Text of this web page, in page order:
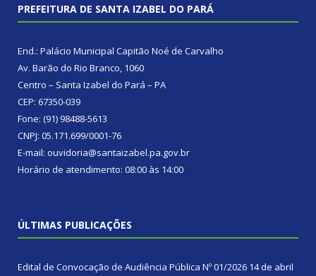
PREFEITURA DE SANTA IZABEL DO PARÁ
End.: Palácio Municipal Capitão Noé de Carvalho
Av. Barão do Rio Branco, 1060
Centro – Santa Izabel do Pará – PA
CEP: 67350-039
Fone: (91) 98488-5613
CNPJ: 05.171.699/0001-76
E-mail: ouvidoria@santaizabel.pa.gov.br
Horário de atendimento: 08:00 às 14:00
ÚLTIMAS PUBLICAÇÕES
Edital de Convocação de Audiência Pública Nº 01/2026 14 de abril